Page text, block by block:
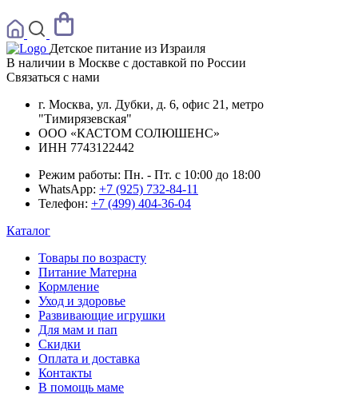
Детское питание из Израиля
В наличии в Москве с доставкой по России
Связаться с нами
г. Москва, ул. Дубки, д. 6, офис 21, метро
"Тимирязевская"
ООО «КАСТОМ СОЛЮШЕНС»
ИНН 7743122442
Режим работы: Пн. - Пт. с 10:00 до 18:00
WhatsApp: +7 (925) 732-84-11
Телефон: +7 (499) 404-36-04
Каталог
Товары по возрасту
Питание Матерна
Кормление
Уход и здоровье
Развивающие игрушки
Для мам и пап
Скидки
Оплата и доставка
Контакты
В помощь маме